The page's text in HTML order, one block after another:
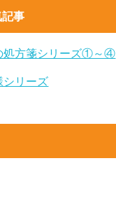
事
処方箋シリーズ①～④
シリーズ